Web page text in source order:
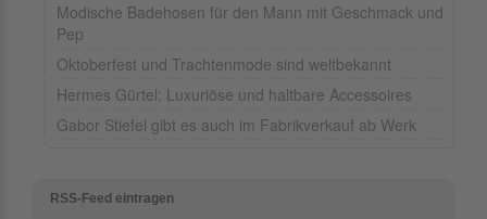
Modische Badehosen für den Mann mit Geschmack und
Pep
Oktoberfest und Trachtenmode sind weltbekannt
Hermes Gürtel: Luxuriöse und haltbare Accessoires
Gabor Stiefel gibt es auch im Fabrikverkauf ab Werk
RSS-Feed eintragen